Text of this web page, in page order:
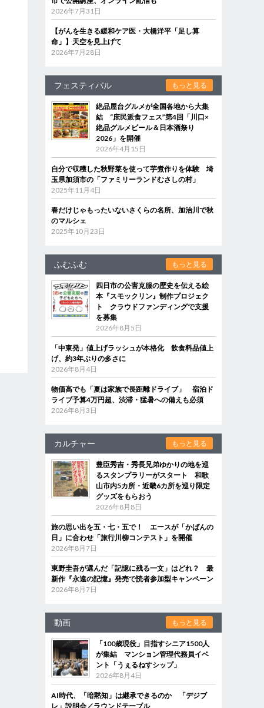
2026年7月31日
【がんを生きる緩和ケア医・大橋洋平「足し算
命」】天空を見上げて
2026年7月28日
フェスティバル もっと見る
絶品屋台グルメが全国各地から大集
結 “庶民派食フェス”第4回「川口×
絶品グルメビール＆日本酒祭り
2026」を開催
2026年4月15日
自分で収穫した秋野菜を使って芋煮作りを体験 埼
玉県加須市の「ファミリーランドむさしの村」
2025年11月4日
春だけじゃもったいないさくらの名所、加治川で秋
のマルシェ
2025年10月23日
ふむふむ もっと見る
四日市の公害克服の歴史を伝える絵
本『スモックリン』制作プロジェク
ト クラウドファンディングで支援
を募集
2026年8月5日
「中東発」値上げラッシュが本格化 飲食料品値上
げ、約3年ぶりの多さに
2026年8月4日
物価高でも「夏は家族で長距離ドライブ」 宿泊ド
ライブ予算4万円超、渋滞・猛暑への備えも必須
2026年8月3日
カルチャー もっと見る
豊臣秀吉・秀長兄弟ゆかりの地を巡
るスタンプラリーがスタート 和歌
山市内5カ所・近畿6カ所を巡り限定
グッズをもらおう
2026年8月8日
旅の思い出を五・七・五で！ エースが「かばんの
日」に合わせ「旅行川柳コンテスト」を開催
2026年8月7日
東野圭吾が選んだ「記憶に残る一文」はどれ？ 最
新作『永遠の記憶』発売で読者参加型キャンペーン
2026年8月7日
動画 もっと見る
「100歳現役」目指すシニア1500人
が集結 マンション管理代務員イベ
ント「うぇるねすシップ」
2026年8月4日
AI時代、「暗黙知」は継承できるのか 「デジブ
レ」説明会／ラウンドテーブル